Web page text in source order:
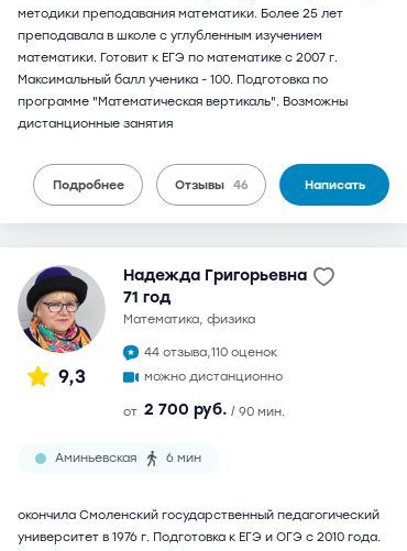
методики преподавания математики. Более 25 лет
преподавала в школе с углубленным изучением
математики. Готовит к ЕГЭ по математике с 2007 г.
Максимальный балл ученика - 100. Подготовка по
программе "Математическая вертикаль". Возможны
дистанционные занятия
Подробнее Отзывы 46 Написать
9,3
Надежда Григорьевна
71 год
математика, физика
44 отзыва,110 оценок
можно дистанционно
от 2 700 руб. / 90 мин.
Аминьевская 6 мин
окончила Смоленский государственный педагогический
университет в 1976 г. Подготовка к ЕГЭ и ОГЭ с 2010 года.